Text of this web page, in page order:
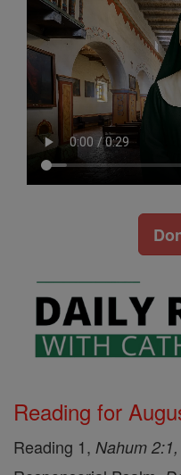
Reading for
Reading 1, Nahum